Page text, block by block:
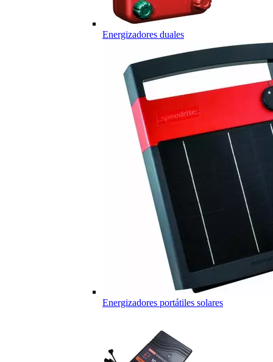
Energizadores duales
Energizadores portátiles solares